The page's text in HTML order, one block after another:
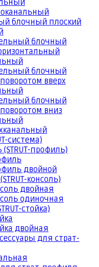
блочный плоский
блочный
блочный
вверх
блочный
вниз
система)
профиль)
двойной
консоль)
двойная
одиночная
стойка)
двойная
для страт-